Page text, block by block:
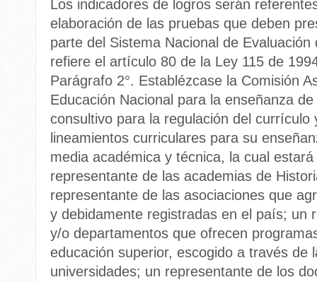
Los indicadores de logros serán
elaboración de las pruebas que deben
parte del Sistema Nacional de
refiere el artículo 80 de la Ley 115 de
Parágrafo 2°. Establézcase la Comisión
Educación Nacional para la enseñanza
consultivo para la regulación del currículo
lineamientos curriculares para su
media académica y técnica, la cual
representante de las academias de
representante de las asociaciones que
y debidamente registradas en el país; un
y/o departamentos que ofrecen
educación superior, escogido a través de
universidades; un representante de los